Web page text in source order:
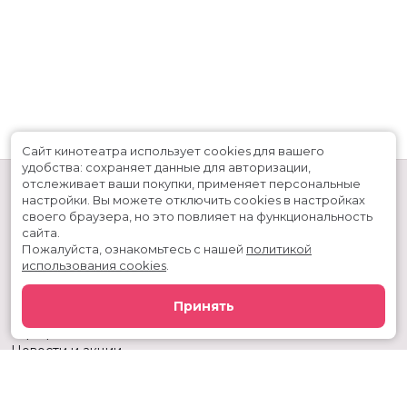
Скоро в кино
Тарифы
Новости и акции
Сайт кинотеатра использует cookies для вашего
удобства: сохраняет данные для авторизации,
отслеживает ваши покупки, применяет персональные
настройки. Вы можете отключить cookies в настройках
своего браузера, но это повлияет на функциональность
сайта.
Пожалуйста, ознакомьтесь с нашей политикой
использования cookies
Принять